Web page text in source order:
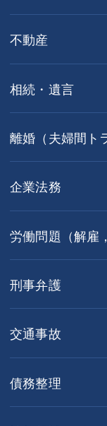
不動産
相続・遺言
離婚（夫婦間ト
企業法務
労働問題（解雇
刑事弁護
交通事故
債務整理